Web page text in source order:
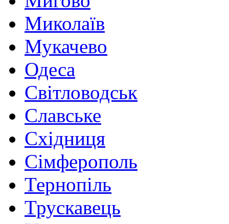
Миколаїв
Мукачево
Одеса
Світловодськ
Славське
Східниця
Сімферополь
Тернопіль
Трускавець